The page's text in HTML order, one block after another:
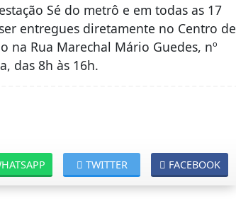
Sé do metrô e em todas as 17
entregues diretamente no Centro de
na Rua Marechal Mário Guedes, nº
das 8h às 16h.
FACEBOOK
TWITTER